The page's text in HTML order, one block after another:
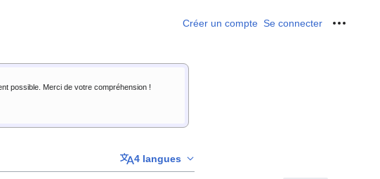
Créer un compte Se connecter Outils
possible. Merci de votre compréhension !
4 langues